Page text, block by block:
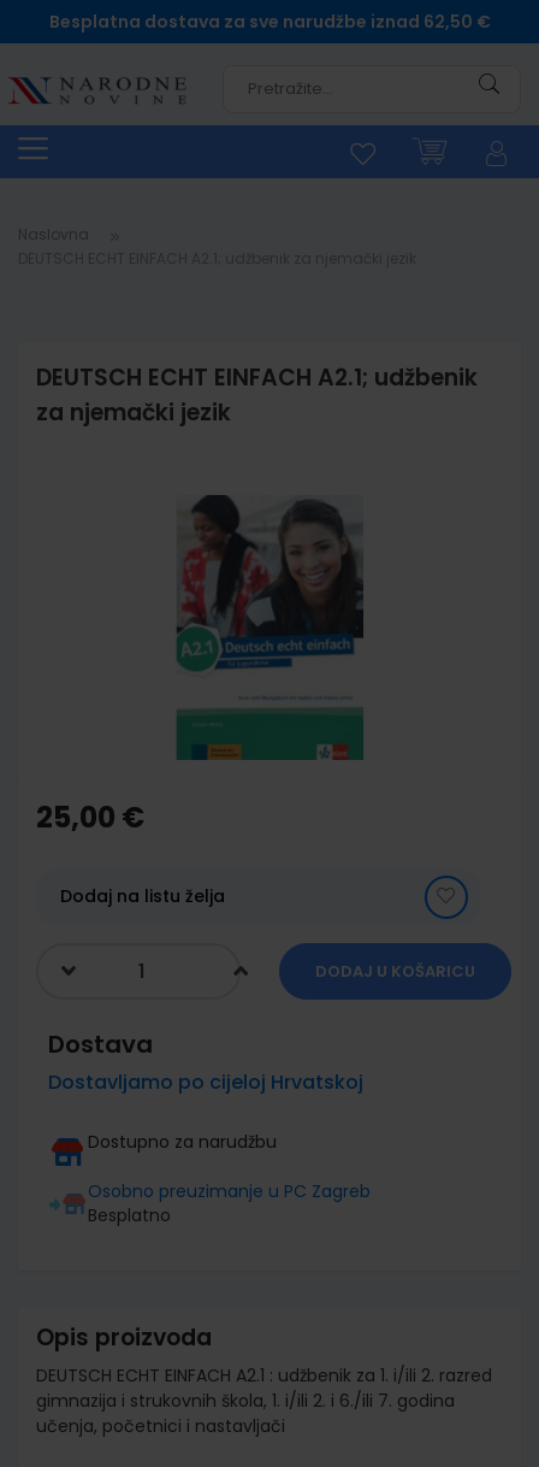
Besplatna dostava za sve narudžbe iznad 62,50 €
Naslovna
DEUTSCH ECHT EINFACH A2.1; udžbenik
za njemački jezik
the
beginning
gallery
25,00 €
Dodaj na listu želja
DODAJ U KOŠARICU
Dostava
Dostavljamo po cijeloj Hrvatskoj
Dostupno za narudžbu
Osobno preuzimanje u PC Zagreb
Besplatno
Opis proizvoda
DEUTSCH ECHT EINFACH A2.1 : udžbenik za 1. i/ili 2. razred
gimnazija i strukovnih škola, 1. i/ili 2. i 6./ili 7. godina
učenja, početnici i nastavljači